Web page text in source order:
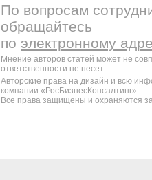
По вопросам
обращайтесь
по электронному
Мнение авторов статей может не
ответственности не несет.
Авторские права на дизайн и всю
компании «РосБизнесКонсалтинг».
Все права защищены и охраняются